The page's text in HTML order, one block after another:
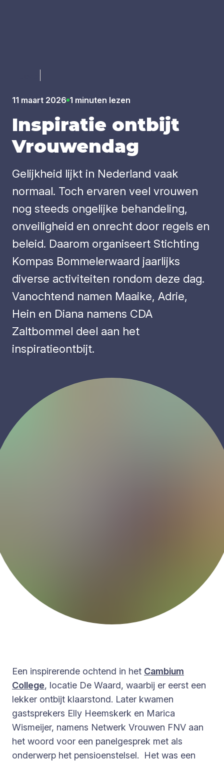
11 maart 2026 1 minuten lezen
Inspi­ra­tie ont­bijt
Vrou­wen­dag
Gelijkheid lijkt in Nederland vaak
normaal. Toch ervaren veel vrouwen
nog steeds ongelijke behandeling,
onveiligheid en onrecht door regels en
beleid. Daarom organiseert Stichting
Kompas Bommelerwaard jaarlijks
diverse activiteiten rondom deze dag.
Vanochtend namen Maaike, Adrie,
Hein en Diana namens CDA
Zaltbommel deel aan het
inspiratieontbijt.
Een inspirerende ochtend in het Cambium
College, locatie De Waard, waarbij er eerst een
lekker ontbijt klaarstond. Later kwamen
gastsprekers Elly Heemskerk en Marica
Wismeijer, namens Netwerk Vrouwen FNV aan
het woord voor een panelgesprek met als
onderwerp het pensioenstelsel. Het was een